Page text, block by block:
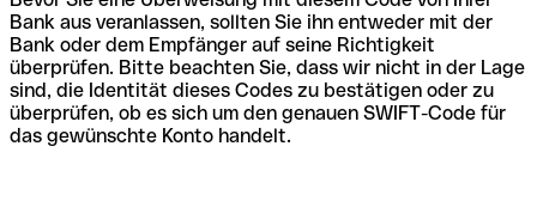
Bank aus veranlassen, sollten Sie ihn entweder mit der
Bank oder dem Empfänger auf seine Richtigkeit
überprüfen. Bitte beachten Sie, dass wir nicht in der Lage
sind, die Identität dieses Codes zu bestätigen oder zu
überprüfen, ob es sich um den genauen SWIFT-Code für
das gewünschte Konto handelt.